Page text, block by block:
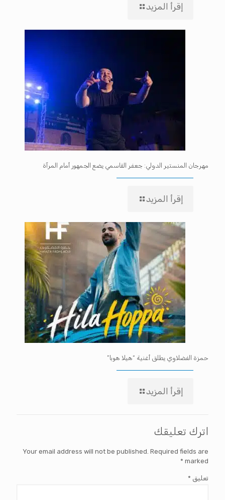
إقرأ المزيد
مهرجان المنستير الدولي: جعفر القاسمي يضع الجمهور أمام المرآة
إقرأ المزيد
حمزة الفضلاوي يطلق أغنية “هيلا هوبا”
إقرأ المزيد
اترك تعليقك
Your email address will not be published. Required fields are
marked
*
تعليق *